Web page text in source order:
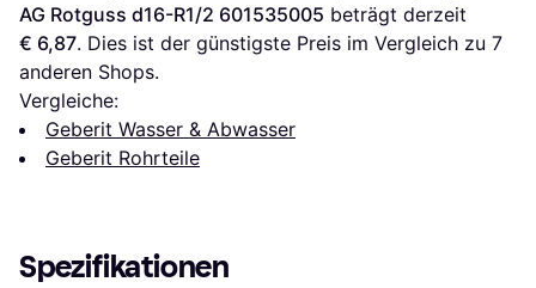
AG Rotguss d16-R1/2 601535005
€ 6,87. Dies ist der günstigste Preis im Vergleich zu 7
anderen Shops.
Vergleiche:
Geberit Wasser & Abwasser
Geberit Rohrteile
Spezifikationen